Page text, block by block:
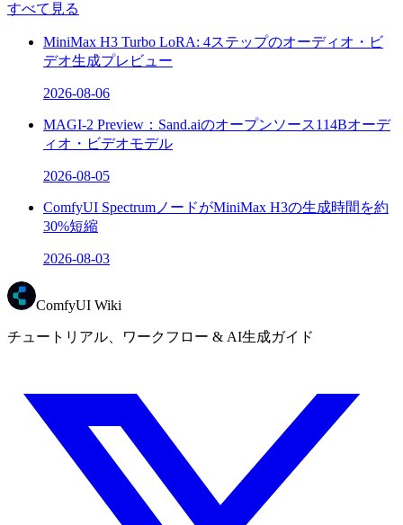
すべて見る
MiniMax H3 Turbo LoRA: 4ステップのオーディオ・ビ
デオ生成プレビュー
2026-08-06
MAGI-2 Preview：Sand.aiのオープンソース114Bオーデ
ィオ・ビデオモデル
2026-08-05
ComfyUI SpectrumノードがMiniMax H3の生成時間を約
30%短縮
2026-08-03
ComfyUI Wiki
チュートリアル、ワークフロー & AI生成ガイド